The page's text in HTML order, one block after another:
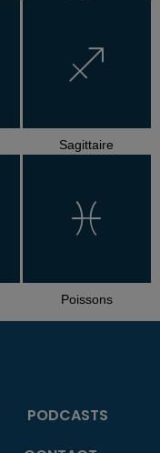
Sagittaire
Poissons
PODCASTS